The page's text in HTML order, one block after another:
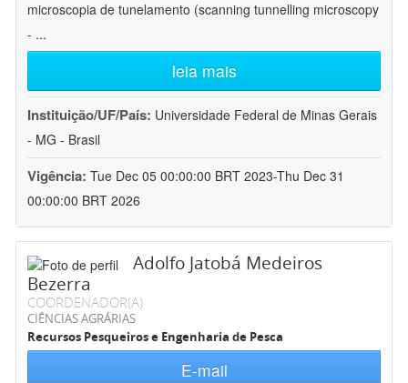
microscopia de tunelamento (scanning tunnelling microscopy
- ...
leia mais
Instituição/UF/País: Universidade Federal de Minas Gerais
- MG - Brasil
Vigência: Tue Dec 05 00:00:00 BRT 2023-Thu Dec 31
00:00:00 BRT 2026
Adolfo Jatobá Medeiros
Bezerra
COORDENADOR(A)
CIÊNCIAS AGRÁRIAS
Recursos Pesqueiros e Engenharia de Pesca
E-mail